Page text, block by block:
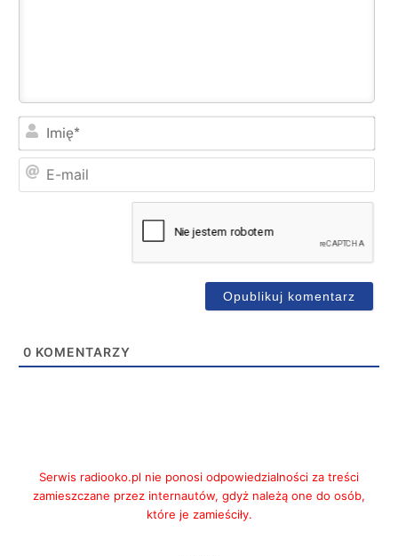
0 KOMENTARZY
Serwis radiooko.pl nie ponosi odpowiedzialności za treści
zamieszczane przez internautów, gdyż należą one do osób,
które je zamieściły.